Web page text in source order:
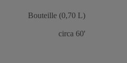
Bouteille (0,70 L)
circa 60'